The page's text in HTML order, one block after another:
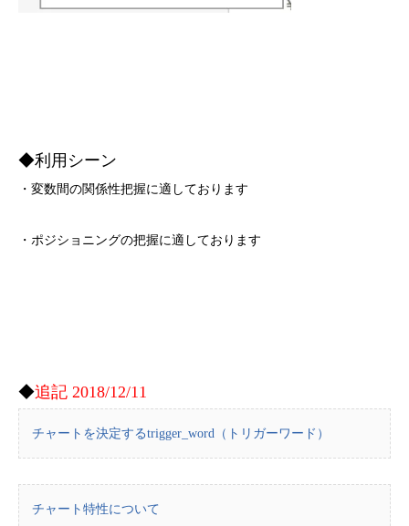
◆利用シーン
・変数間の関係性把握に適しております
・ポジショニングの把握に適しております
◆追記 2018/12/11
チャートを決定するtrigger_word（トリガーワード）
チャート特性について